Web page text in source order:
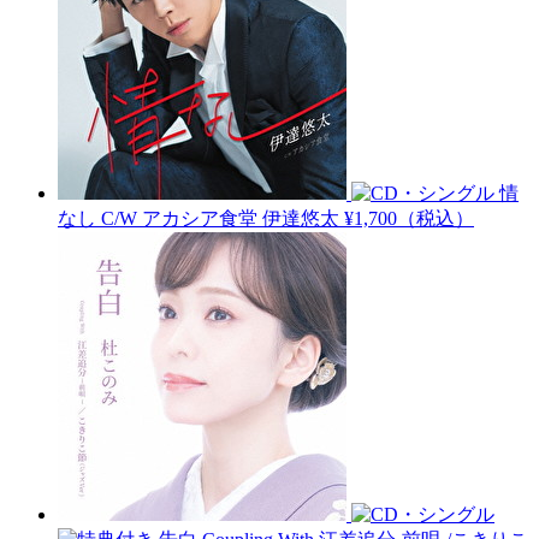
情
なし C/W アカシア食堂 伊達悠太 ¥1,700（税込）